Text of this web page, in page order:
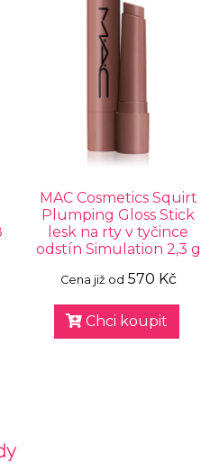
MAC Cosmetics Squirt
Plumping Gloss Stick
lesk na rty v tyčince
odstín Simulation 2,3 g
Cena již od 570 Kč
Chci koupit